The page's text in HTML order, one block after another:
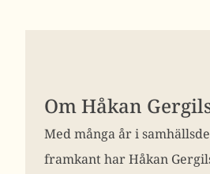
Om Håkan
Med många år i
framkant har Håkan